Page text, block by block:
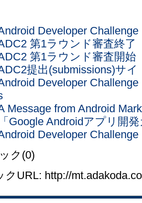
Developer
第1ラウンド審査終了
第1ラウンド審査開始
提出(submissions)サ
Developer
Message from Android
Google Androidアプリ開
Developer
ク(0)
クURL: http://